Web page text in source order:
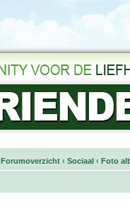
Forumoverzicht ‹ Sociaal ‹ Foto